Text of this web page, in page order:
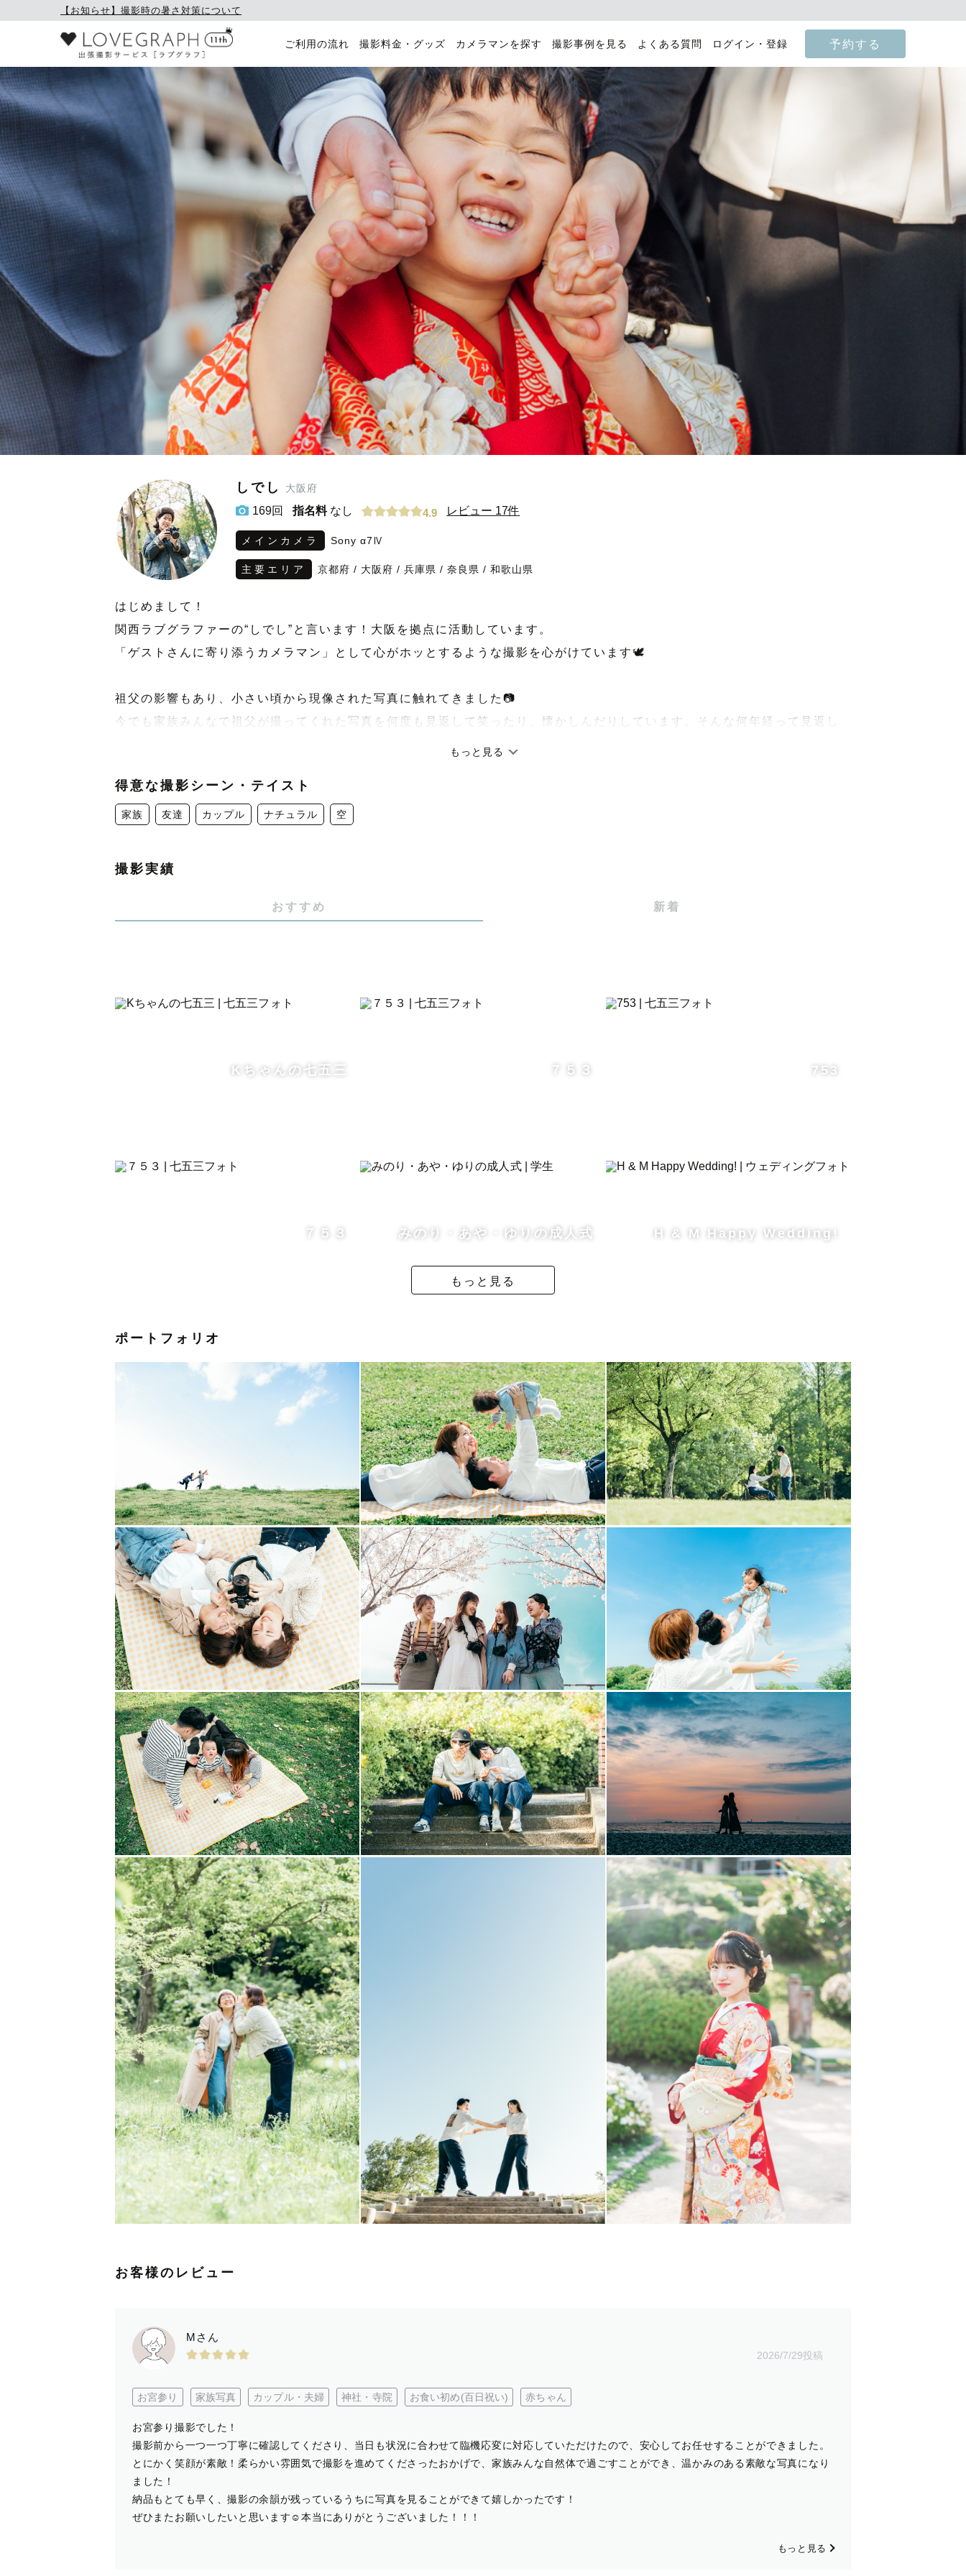
【お知らせ】撮影時の暑さ対策について
ご利用の流れ 撮影料金・グッズ カメラマンを探す 撮影事例を見る よくある質問 ログイン・登録 予約する
しでし 大阪府
169回 指名料なし 4.9 レビュー 17件
メインカメラ Sony α7Ⅳ
主要エリア 京都府 / 大阪府 / 兵庫県 / 奈良県 / 和歌山県
はじめまして！
関西ラブグラファーの“しでし”と言います！大阪を拠点に活動しています。
「ゲストさんに寄り添うカメラマン」として心がホッとするような撮影を心がけています🕊
祖父の影響もあり、小さい頃から現像された写真に触れてきました📷
今でも家族みんなで祖父が撮ってくれた写真を何度も見返して笑ったり、懐かしんだりしています。そんな何年経って見返し
かげがえのない、今しかないその瞬間をカタチにしてみませんか？
ぜひ、みなさんの幸せな思い出の瞬間を写真に残させてください！
もっと見る
得意な撮影シーン・テイスト
家族 友達 カップル ナチュラル 空
撮影実績
おすすめ 新着
Kちゃんの七五三 ７５３ 753
７５３ みのり・あや・ゆりの成人式 H & M Happy Wedding!
もっと見る
ポートフォリオ
お客様のレビュー
Mさん
2026/7/29投稿
お宮参り 家族写真 カップル・夫婦 神社・寺院 お食い初め(百日祝い) 赤ちゃん
お宮参り撮影でした！
撮影前から一つ一つ丁寧に確認してくださり、当日も状況に合わせて臨機応変に対応していただけたので、安心してお任せすることができました。
とにかく笑顔が素敵！柔らかい雰囲気で撮影を進めてくださったおかげで、家族みんな自然体で過ごすことができ、温かみのある素敵な写真になり
ました！
納品もとても早く、撮影の余韻が残っているうちに写真を見ることができて嬉しかったです！
ぜひまたお願いしたいと思います☺️本当にありがとうございました！！！
もっと見る